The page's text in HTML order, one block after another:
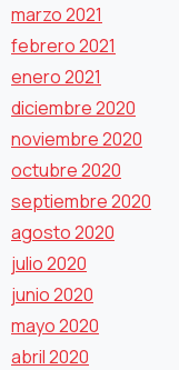
marzo 2021
febrero 2021
enero 2021
diciembre 2020
noviembre 2020
octubre 2020
septiembre 2020
agosto 2020
julio 2020
junio 2020
mayo 2020
abril 2020